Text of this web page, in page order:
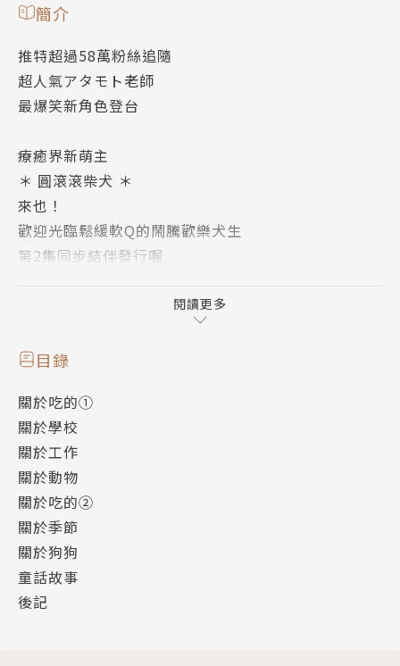
簡介
推特超過58萬粉絲追隨
超人氣アタモト老師
最爆笑新角色登台
療癒界新萌主
＊ 圓滾滾柴犬 ＊
來也！
歡迎光臨鬆緩軟Q的鬧騰歡樂犬生
第2集同步結伴發行喔
山田博士發現的古靈精怪全新物種
【圓滾滾柴犬使用說明書】
★有各種尺寸
大致介於1毫米至50公分之間。
★是外形神似酒桶的珍奇新物種
★有著圓滾滾的肚子
★鬆緩軟Q又超級可愛
★個性調皮愛搗蛋
★好奇心旺盛
閱讀更多
目錄
關於吃的①
關於學校
關於工作
關於動物
關於吃的②
關於季節
關於狗狗
童話故事
後記